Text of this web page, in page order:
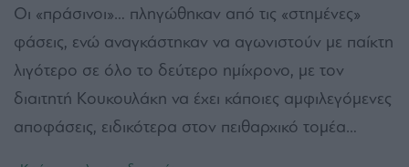
Οι «πράσινοι»… πληγώθηκαν από τις «στημένες»
φάσεις, ενώ αναγκάστηκαν να αγωνιστούν με παίκτη
λιγότερο σε όλο το δεύτερο ημίχρονο, με τον
διαιτητή Κουκουλάκη να έχει κάποιες αμφιλεγόμενες
αποφάσεις, ειδικότερα στον πειθαρχικό τομέα…